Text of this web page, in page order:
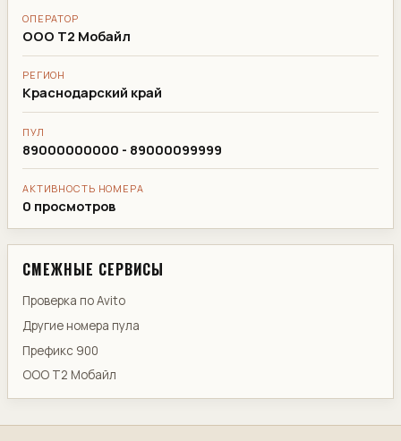
ОПЕРАТОР
ООО Т2 Мобайл
РЕГИОН
Краснодарский край
ПУЛ
89000000000 - 89000099999
АКТИВНОСТЬ НОМЕРА
0 просмотров
СМЕЖНЫЕ СЕРВИСЫ
Проверка по Avito
Другие номера пула
Префикс 900
ООО Т2 Мобайл